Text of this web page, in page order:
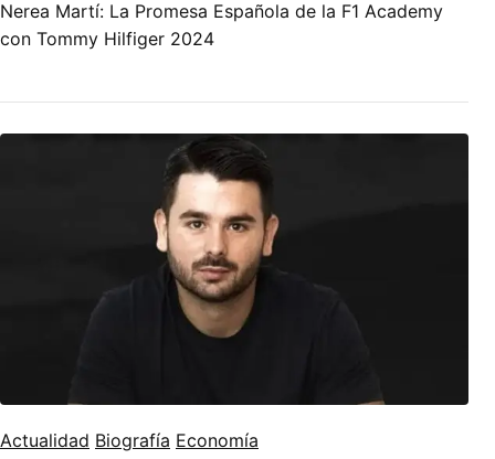
Nerea Martí: La Promesa Española de la F1 Academy
con Tommy Hilfiger 2024
Actualidad Biografía Economía